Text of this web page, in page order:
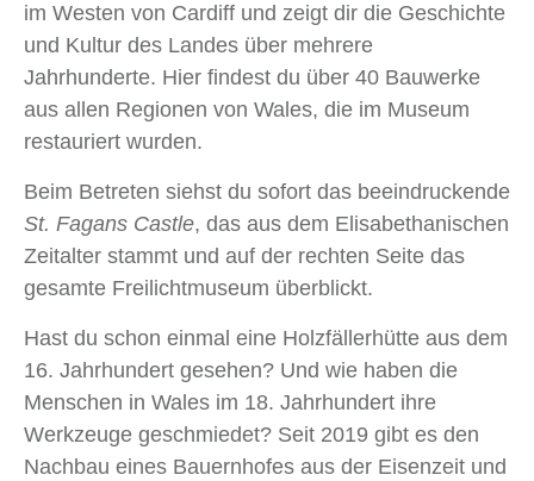
im Westen von Cardiff und zeigt dir die Geschichte
und Kultur des Landes über mehrere
Jahrhunderte. Hier findest du über 40 Bauwerke
aus allen Regionen von Wales, die im Museum
restauriert wurden.
Beim Betreten siehst du sofort das beeindruckende
St. Fagans Castle, das aus dem Elisabethanischen
Zeitalter stammt und auf der rechten Seite das
gesamte Freilichtmuseum überblickt.
Hast du schon einmal eine Holzfällerhütte aus dem
16. Jahrhundert gesehen? Und wie haben die
Menschen in Wales im 18. Jahrhundert ihre
Werkzeuge geschmiedet? Seit 2019 gibt es den
Nachbau eines Bauernhofes aus der Eisenzeit und